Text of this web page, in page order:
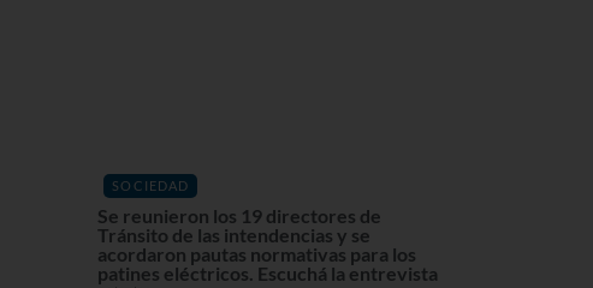
SOCIEDAD
Se reunieron los 19 directores de
Tránsito de las intendencias y se
acordaron pautas normativas para los
patines eléctricos. Escuchá la entrevista